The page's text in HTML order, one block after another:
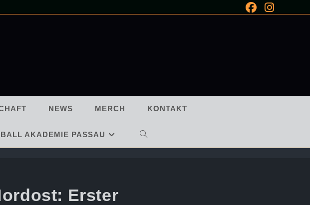
NEWS MERCH KONTAKT
AKADEMIE PASSAU WEBSITE-
Erster